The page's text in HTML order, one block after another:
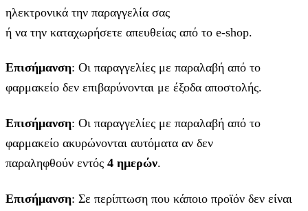
ηλεκτρονικά την παραγγελία σας
ή να την καταχωρήσετε απευθείας από το e-shop.
Επισήμανση: Οι παραγγελίες με παραλαβή από το
φαρμακείο δεν επιβαρύνονται με έξοδα αποστολής.
Επισήμανση: Οι παραγγελίες με παραλαβή από το
φαρμακείο ακυρώνονται αυτόματα αν δεν
παραληφθούν εντός 4 ημερών.
Επισήμανση: Σε περίπτωση που κάποιο προϊόν δεν είναι